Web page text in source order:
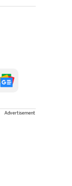
Advertisement